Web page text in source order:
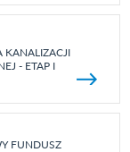
KANALIZACJI
- ETAP I
FUNDUSZ